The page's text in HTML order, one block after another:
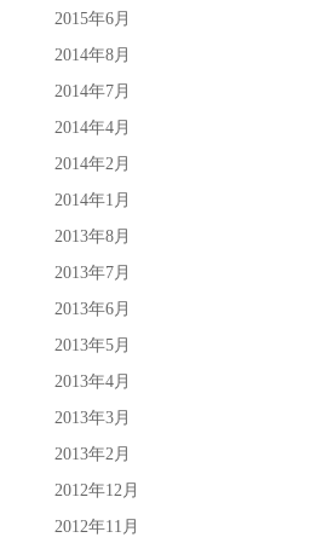
2015年6月
2014年8月
2014年7月
2014年4月
2014年2月
2014年1月
2013年8月
2013年7月
2013年6月
2013年5月
2013年4月
2013年3月
2013年2月
2012年12月
2012年11月